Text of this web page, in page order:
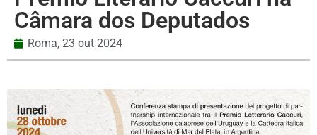
Câmara dos Deputados
Roma, 23 out 2024